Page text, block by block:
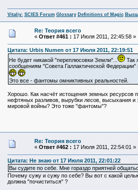
Vitaliy: SCIES Forum Glossary Definitions of Magic
Re: Теория всего
« Ответ #461 : 17 Июля 2011, 22:45:58 »
Цитата: Urbis Numen от 17 Июля 2011, 22:19:51
Не будет никакой "переплюсовки Земли"...
Так
сообщениям "Совета Галлактической
Это все - фантомы омниктивных реальностей.
Хорошо. Как насчёт истощения земных ресурсов
нефтяных разливов, вырубки лесов, высыхания и
мировой войны? Это тоже "фантомы"?
Re: Теория всего
« Ответ #462 : 17 Июля 2011, 22:54:01 »
Цитата: Не знаю от 17 Июля 2011, 22:01:22
Вы судите по себе. Мне гораздо приятней
Почему сужу и сужу по себе? Вы вот с какой
должна "почиститься" ?